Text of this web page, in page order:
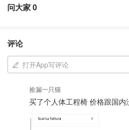
问大家0
评论
打开App写评论
捡漏一只猫
买了个人体工程椅 价格跟国内